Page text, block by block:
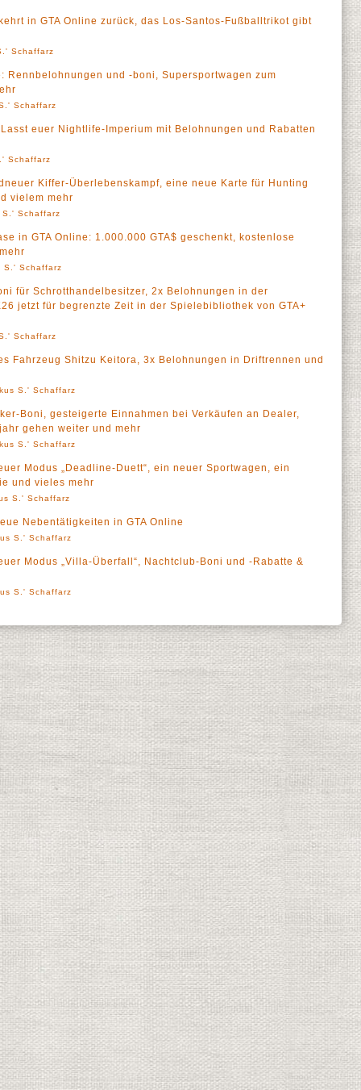
in GTA Online zurück, das Los-Santos-Fußballtrikot gibt
Schaffarz
Rennbelohnungen und -boni, Supersportwagen zum
Schaffarz
euer Nightlife-Imperium mit Belohnungen und Rabatten
Schaffarz
Kiffer-Überlebenskampf, eine neue Karte für Hunting
vielem mehr
S.' Schaffarz
in GTA Online: 1.000.000 GTA$ geschenkt, kostenlose
S.' Schaffarz
für Schrotthandelbesitzer, 2x Belohnungen in der
jetzt für begrenzte Zeit in der Spielebibliothek von GTA+
Schaffarz
Fahrzeug Shitzu Keitora, 3x Belohnungen in Driftrennen und
S.' Schaffarz
Boni, gesteigerte Einnahmen bei Verkäufen an Dealer,
gehen weiter und mehr
S.' Schaffarz
Modus „Deadline-Duett“, ein neuer Sportwagen, ein
und vieles mehr
S.' Schaffarz
Nebentätigkeiten in GTA Online
S.' Schaffarz
Modus „Villa-Überfall“, Nachtclub-Boni und -Rabatte &
S.' Schaffarz